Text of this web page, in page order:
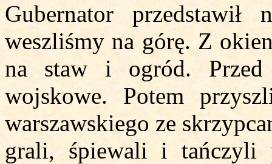
Gubernator
weszliśmy na górę. Z
na staw i ogród. Przed
wojskowe. Potem
warszawskiego ze
grali, śpiewali i tańczyli